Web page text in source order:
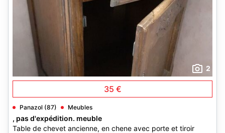
2
35 €
Panazol (87) Meubles
, pas d'expédition. meuble
Table de chevet ancienne, en chene avec porte et tiroir